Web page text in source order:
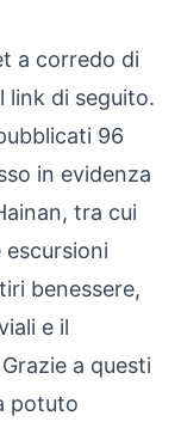
a corredo di
link di seguito.
96
in evidenza
tra cui
benessere,
e il
a questi
potuto